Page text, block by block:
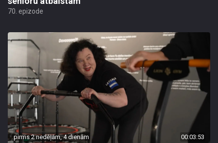
70. epizode
pirms 2 nedēļām, 4 dienām 00:03:53